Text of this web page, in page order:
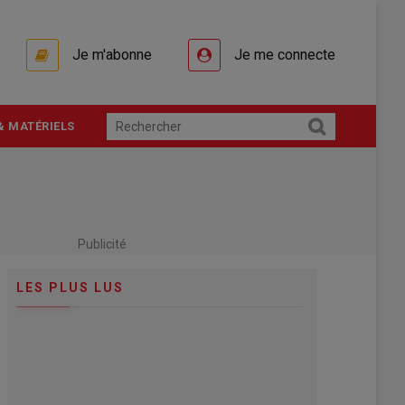
Je m'abonne Je me connecte
MATÉRIELS
Publicité
LES PLUS LUS